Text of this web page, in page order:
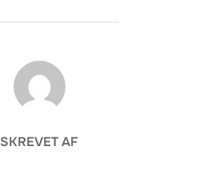
FORFATTER
SKREVET AF